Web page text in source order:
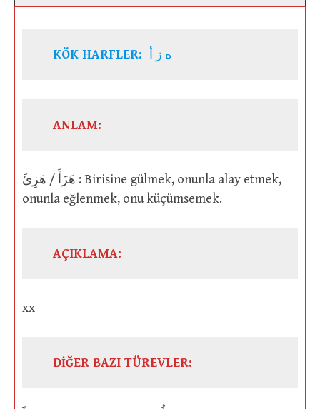
KÖK HARFLER: ه ز أ
ANLAM:
هَزَأَ / هَزِئَ : Birisine gülmek, onunla alay etmek,
onunla eğlenmek, onu küçümsemek.
AÇIKLAMA:
xx
DİĞER BAZI TÜREVLER: